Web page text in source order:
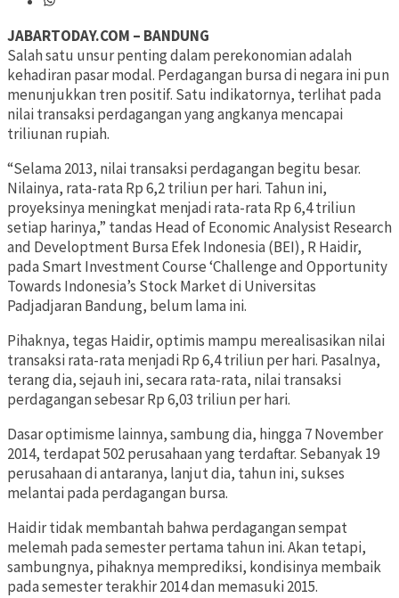
JABARTODAY.COM – BANDUNG
Salah satu unsur penting dalam perekonomian adalah
kehadiran pasar modal. Perdagangan bursa di negara ini pun
menunjukkan tren positif. Satu indikatornya, terlihat pada
nilai transaksi perdagangan yang angkanya mencapai
triliunan rupiah.
“Selama 2013, nilai transaksi perdagangan begitu besar.
Nilainya, rata-rata Rp 6,2 triliun per hari. Tahun ini,
proyeksinya meningkat menjadi rata-rata Rp 6,4 triliun
setiap harinya,” tandas Head of Economic Analysist Research
and Developtment Bursa Efek Indonesia (BEI), R Haidir,
pada Smart Investment Course ‘Challenge and Opportunity
Towards Indonesia’s Stock Market di Universitas
Padjadjaran Bandung, belum lama ini.
Pihaknya, tegas Haidir, optimis mampu merealisasikan nilai
transaksi rata-rata menjadi Rp 6,4 triliun per hari. Pasalnya,
terang dia, sejauh ini, secara rata-rata, nilai transaksi
perdagangan sebesar Rp 6,03 triliun per hari.
Dasar optimisme lainnya, sambung dia, hingga 7 November
2014, terdapat 502 perusahaan yang terdaftar. Sebanyak 19
perusahaan di antaranya, lanjut dia, tahun ini, sukses
melantai pada perdagangan bursa.
Haidir tidak membantah bahwa perdagangan sempat
melemah pada semester pertama tahun ini. Akan tetapi,
sambungnya, pihaknya memprediksi, kondisinya membaik
pada semester terakhir 2014 dan memasuki 2015.